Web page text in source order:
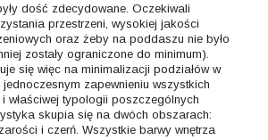
dość zdecydowane. Oczekiwali
przestrzeni, wysokiej jakości
oraz żeby na poddaszu nie było
zostały ograniczone do minimum).
się więc na minimalizacji podziałów w
jednoczesnym zapewnieniu wszystkich
właściwej typologii poszczególnych
skupia się na dwóch obszarach:
i czerń. Wszystkie barwy wnętrza